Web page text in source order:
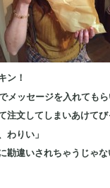
ン！
メッセージを入れても
注文してしまいあけて
わりい」
違いされちゃうじゃな